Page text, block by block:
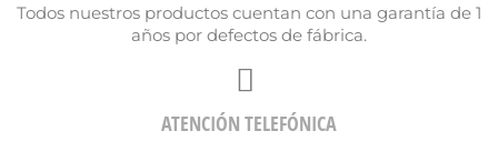
Todos nuestros productos cuentan con una garantía de 1
años por defectos de fábrica.
ATENCIÓN TELEFÓNICA